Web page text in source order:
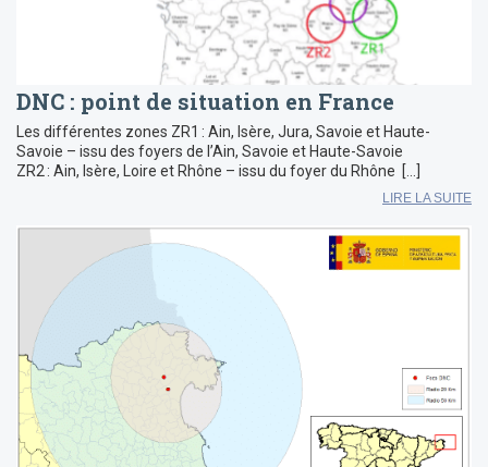
DNC : point de situation en France
Les différentes zones ZR1 : Ain, Isère, Jura, Savoie et Haute-
Savoie – issu des foyers de l’Ain, Savoie et Haute-Savoie
ZR2 : Ain, Isère, Loire et Rhône – issu du foyer du Rhône […]
LIRE LA SUITE